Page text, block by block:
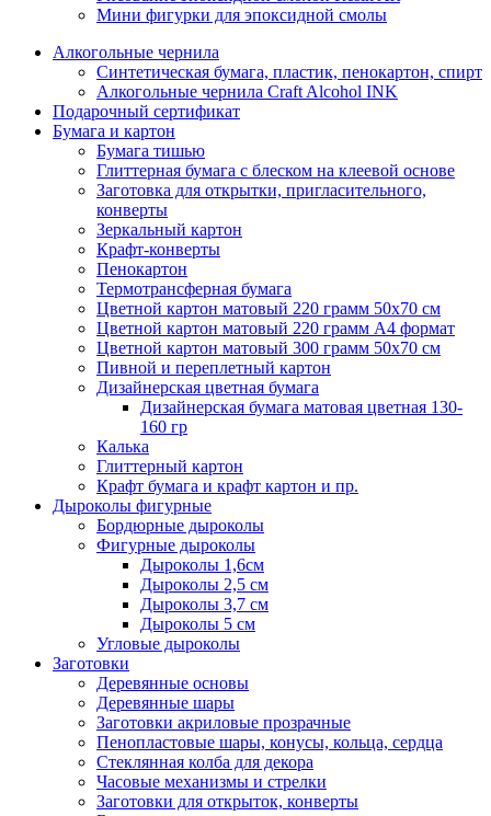
Мини фигурки для эпоксидной смолы
Алкогольные чернила
Синтетическая бумага, пластик, пенокартон, спирт
Алкогольные чернила Craft Alcohol INK
Подарочный сертификат
Бумага и картон
Бумага тишью
Глиттерная бумага с блеском на клеевой основе
Заготовка для открытки, пригласительного,
конверты
Зеркальный картон
Крафт-конверты
Пенокартон
Термотрансферная бумага
Цветной картон матовый 220 грамм 50х70 см
Цветной картон матовый 220 грамм A4 формат
Цветной картон матовый 300 грамм 50х70 см
Пивной и переплетный картон
Дизайнерская цветная бумага
Дизайнерская бумага матовая цветная 130-
160 гр
Калька
Глиттерный картон
Крафт бумага и крафт картон и пр.
Дыроколы фигурные
Бордюрные дыроколы
Фигурные дыроколы
Дыроколы 1,6см
Дыроколы 2,5 см
Дыроколы 3,7 см
Дыроколы 5 см
Угловые дыроколы
Заготовки
Деревянные основы
Деревянные шары
Заготовки акриловые прозрачные
Пенопластовые шары, конусы, кольца, сердца
Стеклянная колба для декора
Часовые механизмы и стрелки
Заготовки для открыток, конверты